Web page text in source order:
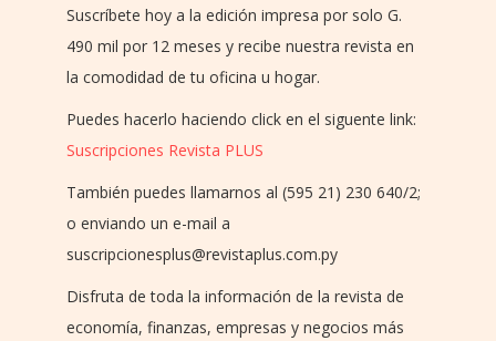
Suscríbete hoy a la edición impresa por solo G.
490 mil por 12 meses y recibe nuestra revista en
la comodidad de tu oficina u hogar.
Puedes hacerlo haciendo click en el siguente link:
Suscripciones Revista PLUS
También puedes llamarnos al (595 21) 230 640/2;
o enviando un e-mail a
suscripcionesplus@revistaplus.com.py
Disfruta de toda la información de la revista de
economía, finanzas, empresas y negocios más